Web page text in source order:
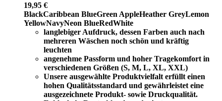
19,95 €
BlackCaribbean BlueGreen AppleHeather GreyLemon
YellowNavyNeon BlueRedWhite
langlebiger Aufdruck, dessen Farben auch nach
mehreren Wäschen noch schön und kräftig
leuchten
angenehme Passform und hoher Tragekomfort in
verschiedenen Größen (S, M, L, XL, XXL)
Unsere ausgewählte Produktvielfalt erfüllt einen
hohen Qualitätsstandard und gewährleistet eine
ausgezeichnete Produkt- sowie Druckqualität.